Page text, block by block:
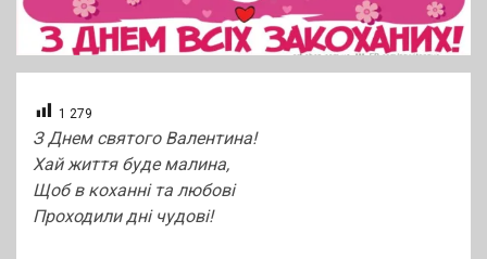
1 279
З Днем святого Валентина!
Хай життя буде малина,
Щоб в коханні та любові
Проходили дні чудові!